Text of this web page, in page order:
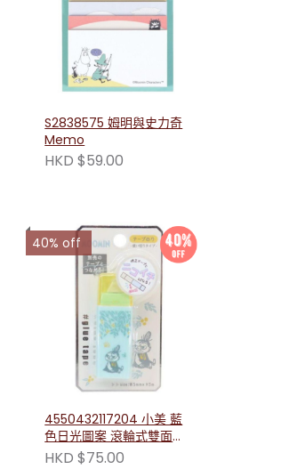
S2838575 姆明與史力奇
Memo
HKD $59.00
40% off
4550432117204 小美 藍
色日光圖案 滾輪式雙面膠
帶
HKD $75.00